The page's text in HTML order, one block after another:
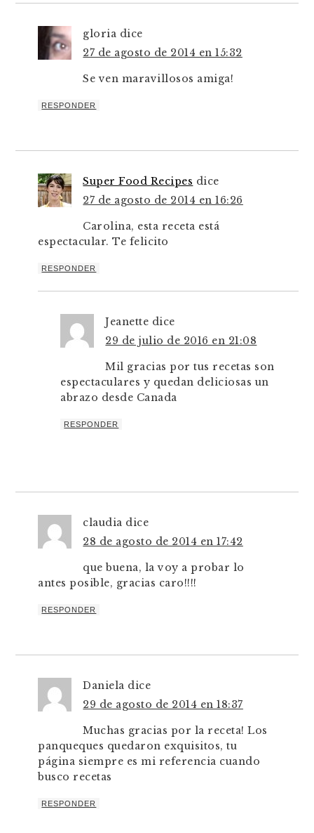
gloria dice
27 de agosto de 2014 en 15:32
Se ven maravillosos amiga!
RESPONDER
Super Food Recipes dice
27 de agosto de 2014 en 16:26
Carolina, esta receta está
espectacular. Te felicito
RESPONDER
Jeanette dice
29 de julio de 2016 en 21:08
Mil gracias por tus recetas son
espectaculares y quedan deliciosas un
abrazo desde Canada
RESPONDER
claudia dice
28 de agosto de 2014 en 17:42
que buena, la voy a probar lo
antes posible, gracias caro!!!!
RESPONDER
Daniela dice
29 de agosto de 2014 en 18:37
Muchas gracias por la receta! Los
panqueques quedaron exquisitos, tu
página siempre es mi referencia cuando
busco recetas
RESPONDER